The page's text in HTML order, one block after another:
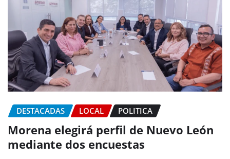
DESTACADAS LOCAL POLITICA
Morena elegirá perfil de Nuevo León
mediante dos encuestas